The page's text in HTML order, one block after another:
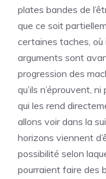
plates bandes de
que ce soit
certaines taches, où
arguments sont
progression des
qu’ils n’éprouvent,
qui les rend
allons voir dans la
horizons viennent
possibilité selon
pourraient faire des